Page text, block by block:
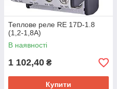
Теплове реле RE 17D-1.8
(1,2-1,8A)
В наявності
1 102,40 ₴
Купити